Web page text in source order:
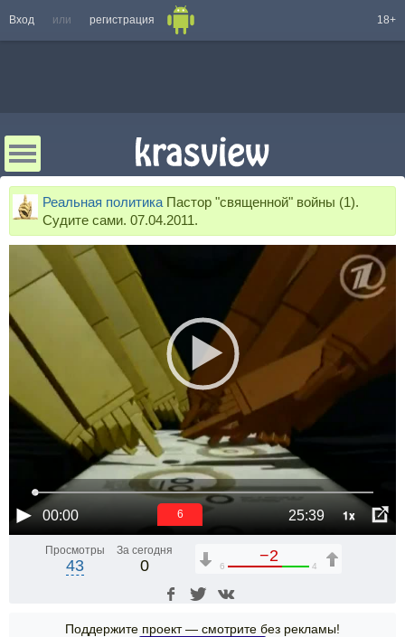
Вход или регистрация 18+
Реальная политика Пастор "священной" войны (1).
Судите сами. 07.04.2011.
00:00 25:39 1x
5
Просмотры
43
За сегодня
0
−2
6 4
Поддержите проект — смотрите без рекламы!